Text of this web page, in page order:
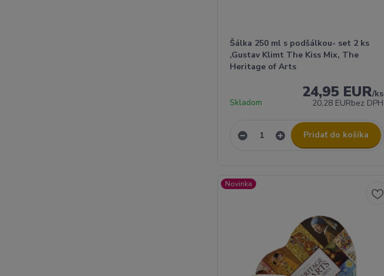
Šálka 250 ml s podšálkou- set 2 ks
,Gustav Klimt The Kiss Mix, The
Heritage of Arts
24,95 EUR/ks
20,28 EURbez DPH
Skladom
Pridať do košíka
Novinka